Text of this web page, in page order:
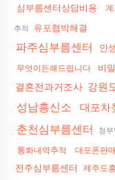
심부름센터상담비용 계
추적 유포협박해결
파주심부름센터 인
무엇이든해드립니다 비
결혼전과거조사 강원
성남흥신소 대포차
춘천심부름센터 청부
통화내역추적 대포폰판매
전주심부름센터 제주도